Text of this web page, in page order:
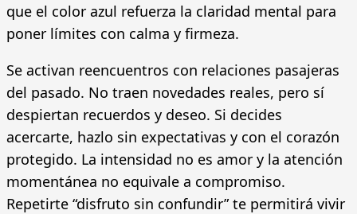
que el color azul refuerza la claridad mental para
poner límites con calma y firmeza.
Se activan reencuentros con relaciones pasajeras
del pasado. No traen novedades reales, pero sí
despiertan recuerdos y deseo. Si decides
acercarte, hazlo sin expectativas y con el corazón
protegido. La intensidad no es amor y la atención
momentánea no equivale a compromiso.
Repetirte “disfruto sin confundir” te permitirá vivir